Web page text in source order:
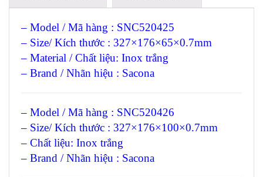
– Model / Mã hàng : SNC520425
– Size/ Kích thước : 327×176×65×0.7mm
– Material / Chất liệu: Inox trắng
– Brand / Nhãn hiệu : Sacona
– Model / Mã hàng : SNC520426
– Size/ Kích thước : 327×176×100×0.7mm
– Chất liệu: Inox trắng
– Brand / Nhãn hiệu : Sacona